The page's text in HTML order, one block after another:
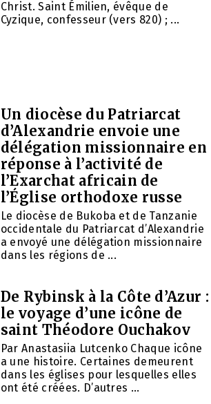
Christ. Saint Émilien, évêque de
Cyzique, confesseur (vers 820) ; ...
Un diocèse du Patriarcat
d’Alexandrie envoie une
délégation missionnaire en
réponse à l’activité de
l’Exarchat africain de
l’Église orthodoxe russe
Le diocèse de Bukoba et de Tanzanie
occidentale du Patriarcat d’Alexandrie
a envoyé une délégation missionnaire
dans les régions de ...
De Rybinsk à la Côte d’Azur :
le voyage d’une icône de
saint Théodore Ouchakov
Par Anastasiia Lutcenko Chaque icône
a une histoire. Certaines demeurent
dans les églises pour lesquelles elles
ont été créées. D’autres ...